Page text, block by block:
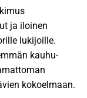
ja iloinen
lukijoille.
kauhu-
kokoelmaan.